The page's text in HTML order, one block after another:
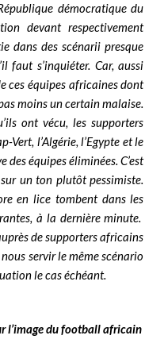
démocratique du
devant respectivement
dans des scénarii presque
faut s’inquiéter. Car, aussi
ces équipes africaines dont
moins un certain malaise.
ont vécu, les supporters
l’Algérie, l’Egypte et le
équipes éliminées. C’est
un ton plutôt pessimiste.
en lice tombent dans les
à la dernière minute.
de supporters africains
servir le même scénario
le cas échéant.
l’image du football africain